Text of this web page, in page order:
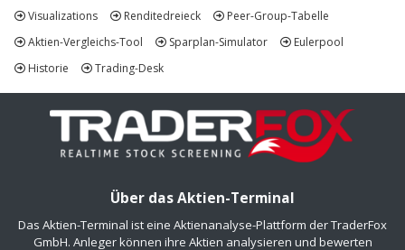
Visualizations
Renditedreieck
Peer-Group-Tabelle
Aktien-Vergleichs-Tool
Sparplan-Simulator
Eulerpool
Historie
Trading-Desk
Über das Aktien-Terminal
Das Aktien-Terminal ist eine Aktienanalyse-Plattform der TraderFox
GmbH. Anleger können ihre Aktien analysieren und bewerten